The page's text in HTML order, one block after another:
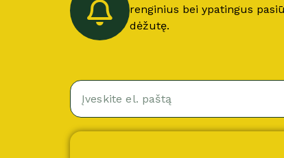
renginius bei ypatingus
dėžutę.